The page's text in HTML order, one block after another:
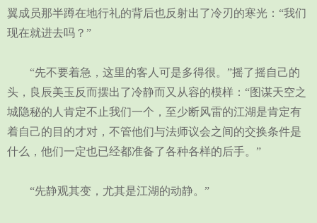
翼成员那半蹲在地行礼的背后也反射出了冷刃的寒光：“我们
现在就进去吗？”
“先不要着急，这里的客人可是多得很。”摇了摇自己的
头，良辰美玉反而摆出了冷静而又从容的模样：“图谋天空之
城隐秘的人肯定不止我们一个，至少断风雷的江湖是肯定有
着自己的目的才对，不管他们与法师议会之间的交换条件是
什么，他们一定也已经都准备了各种各样的后手。”
“先静观其变，尤其是江湖的动静。”